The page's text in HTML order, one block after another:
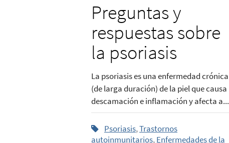
Preguntas y
respuestas sobre
la psoriasis
La psoriasis es una enfermedad crónica
(de larga duración) de la piel que causa
descamación e inflamación y afecta a...
Psoriasis,Trastornos
autoinmunitarios,Enfermedades de la